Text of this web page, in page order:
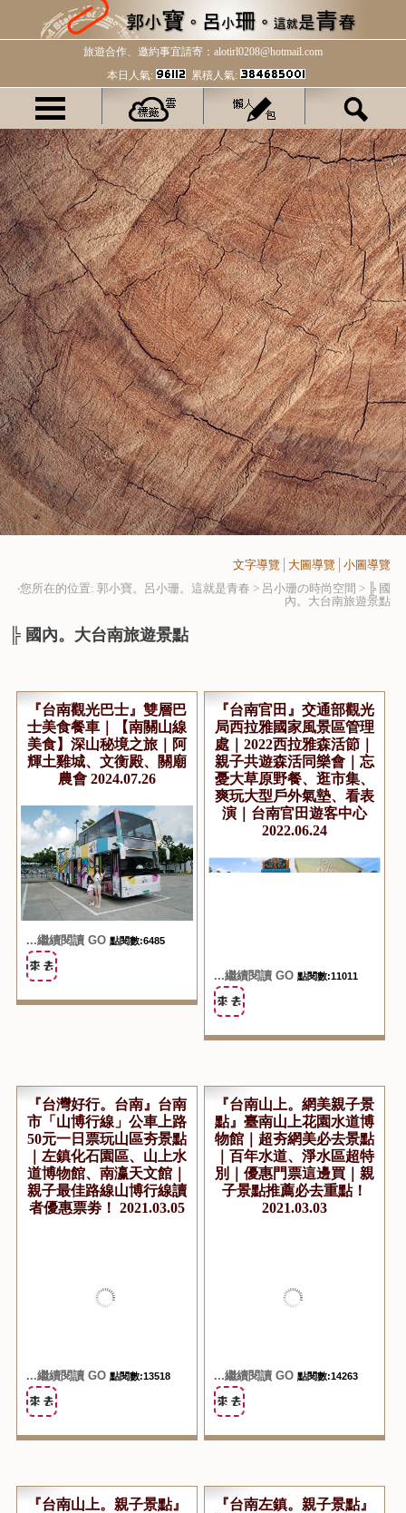
旅遊合作、邀約事宜請寄：alotirl0208@hotmail.com
本日人氣:
累積人氣:
文字導覽│ 大圖導覽│ 小圖導覽
‧您所在的位置: 郭小寶。呂小珊。這就是青春 > 呂小珊の時尚空間 > ╠ 國
內。大台南旅遊景點
╠ 國內。大台南旅遊景點
『台南觀光巴士』雙層巴
⼠美⻝餐⾞｜【南關⼭線
美⻝】深⼭秘境之旅｜阿
輝土雞城、文衡殿、關廟
農會 2024.07.26
...繼續閱讀 GO 點閱數:6485
『台南官田』交通部觀光
局西拉雅國家風景區管理
處｜2022西拉雅森活節｜
親子共遊森活同樂會｜忘
憂大草原野餐、逛市集、
爽玩大型戶外氣墊、看表
演｜台南官田遊客中心
2022.06.24
...繼續閱讀 GO 點閱數:11011
『台灣好行。台南』台南
市「山博行線」公車上路
50元一日票玩山區夯景點
｜左鎮化石園區、山上水
道博物館、南瀛天文館｜
親子最佳路線山博行線讀
者優惠票劵！ 2021.03.05
...繼續閱讀 GO 點閱數:13518
『台南山上。網美親子景
點』臺南山上花園水道博
物館｜超夯網美必去景點
｜百年水道、淨水區超特
別｜優惠門票這邊買｜親
子景點推薦必去重點！
2021.03.03
...繼續閱讀 GO 點閱數:14263
『台南山上。親子景點』
『台南左鎮。親子景點』